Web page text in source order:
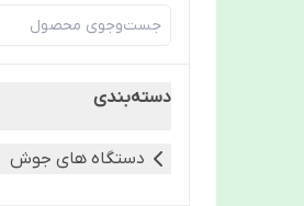
دسته‌بندی
دستگاه های جوش